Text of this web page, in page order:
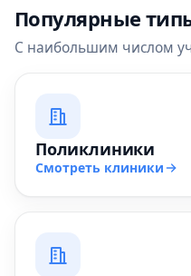
Популярные
С наибольшим числом
Поликлиники
Смотреть клиники